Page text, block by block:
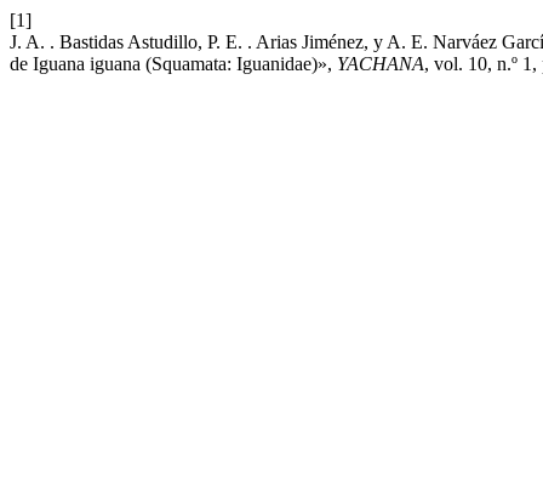
[1]
J. A. . Bastidas Astudillo, P. E. . Arias Jiménez, y A. E. Narváez
de Iguana iguana (Squamata: Iguanidae)», YACHANA, vol. 10, n.º